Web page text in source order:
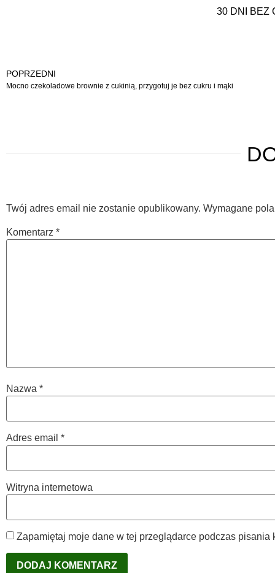
30 DNI BEZ
POPRZEDNI
Mocno czekoladowe brownie z cukinią, przygotuj je bez cukru i mąki
Twój adres email nie zostanie opublikowany. Wymagane
Komentarz *
Nazwa *
Adres email *
Witryna internetowa
Zapamiętaj moje dane w tej przeglądarce podczas pisania